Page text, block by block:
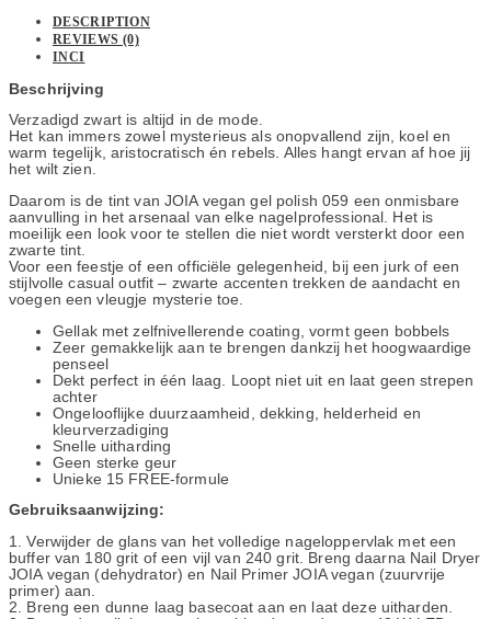
DESCRIPTION
REVIEWS (0)
INCI
Beschrijving
Verzadigd zwart is altijd in de mode.
Het kan immers zowel mysterieus als onopvallend zijn, koel en
warm tegelijk, aristocratisch én rebels. Alles hangt ervan af hoe jij
het wilt zien.
Daarom is de tint van JOIA vegan gel polish 059 een onmisbare
aanvulling in het arsenaal van elke nagelprofessional. Het is
moeilijk een look voor te stellen die niet wordt versterkt door een
zwarte tint.
Voor een feestje of een officiële gelegenheid, bij een jurk of een
stijlvolle casual outfit – zwarte accenten trekken de aandacht en
voegen een vleugje mysterie toe.
Gellak met zelfnivellerende coating, vormt geen bobbels
Zeer gemakkelijk aan te brengen dankzij het hoogwaardige
penseel
Dekt perfect in één laag. Loopt niet uit en laat geen strepen
achter
Ongelooflijke duurzaamheid, dekking, helderheid en
kleurverzadiging
Snelle uitharding
Geen sterke geur
Unieke 15 FREE-formule
Gebruiksaanwijzing:
1. Verwijder de glans van het volledige nageloppervlak met een
buffer van 180 grit of een vijl van 240 grit. Breng daarna Nail Dryer
JOIA vegan (dehydrator) en Nail Primer JOIA vegan (zuurvrije
primer) aan.
2. Breng een dunne laag basecoat aan en laat deze uitharden.